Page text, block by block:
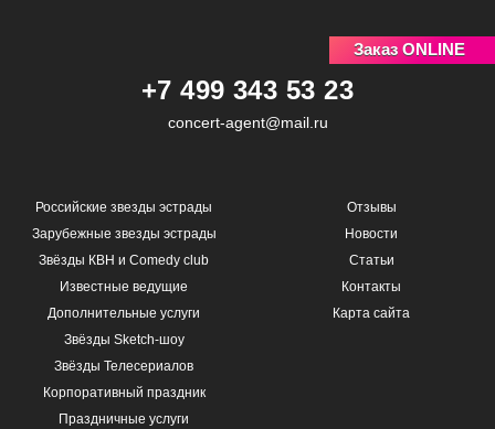
Заказ ONLINE
+7 499 343 53 23
concert-agent@mail.ru
Российские звезды эстрады
Зарубежные звезды эстрады
Звёзды КВН и Comedy club
Известные ведущие
Дополнительные услуги
Звёзды Sketch-шоу
Звёзды Телесериалов
Корпоративный праздник
Праздничные услуги
Отзывы
Новости
Статьи
Контакты
Карта сайта